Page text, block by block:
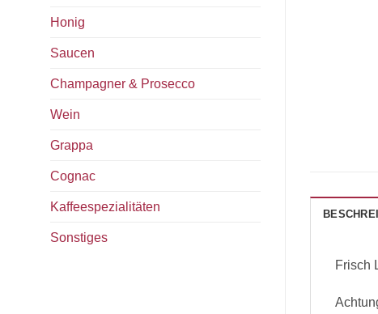
Honig
Saucen
Champagner & Prosecco
Wein
Grappa
Cognac
Kaffeespezialitäten
Sonstiges
Frisch